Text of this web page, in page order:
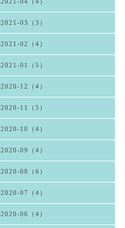
2021-03（3）
2021-02（4）
2021-01（5）
2020-12（4）
2020-11（5）
2020-10（4）
2020-09（4）
2020-08（6）
2020-07（4）
2020-06（4）